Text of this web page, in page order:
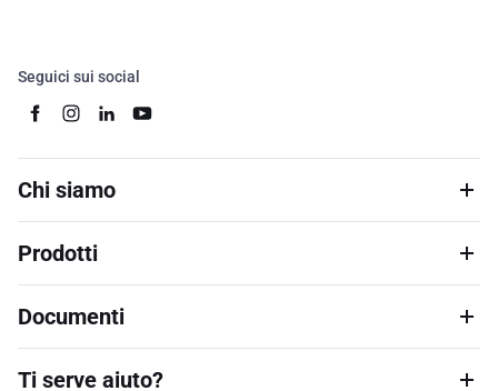
Seguici sui social
Chi siamo
Prodotti
Documenti
Ti serve aiuto?